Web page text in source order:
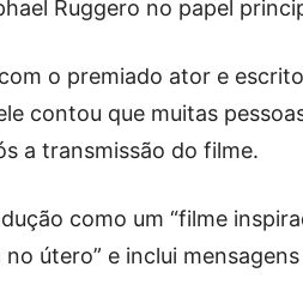
Ruggero no papel
o premiado ator e
contou que muitas
a transmissão do filme.
como um “filme
útero” e inclui